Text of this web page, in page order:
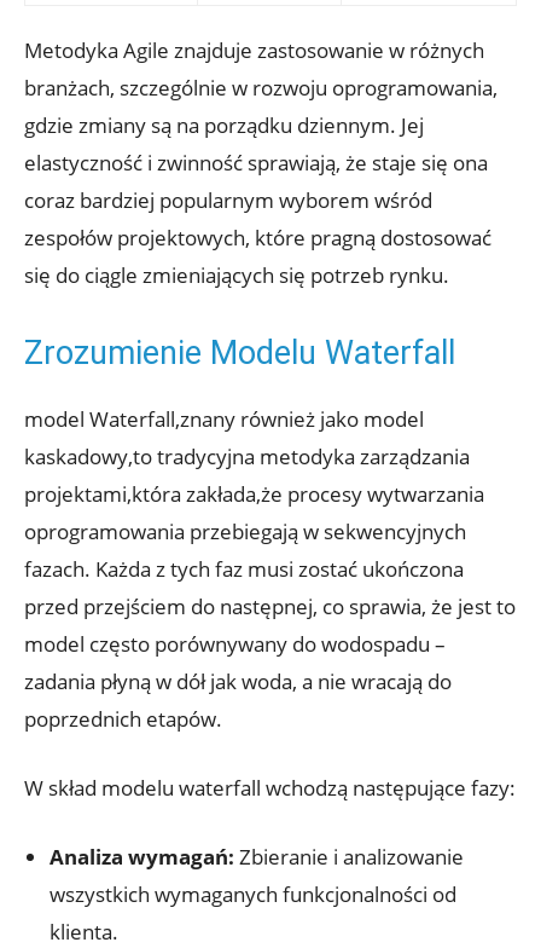
Metodyka Agile znajduje zastosowanie w różnych
branżach, szczególnie w rozwoju oprogramowania,
gdzie zmiany są na porządku dziennym. Jej
elastyczność i zwinność sprawiają, że staje się ona
coraz bardziej popularnym wyborem wśród
zespołów projektowych, które pragną dostosować
się do ciągle zmieniających się potrzeb rynku.
Zrozumienie Modelu Waterfall
model Waterfall,znany również jako model
kaskadowy,to tradycyjna metodyka zarządzania
projektami,która zakłada,że procesy wytwarzania
oprogramowania przebiegają w sekwencyjnych
fazach. Każda z tych faz musi zostać ukończona
przed przejściem do następnej, co sprawia, że jest to
model często porównywany do wodospadu –
zadania płyną w dół jak woda, a nie wracają do
poprzednich etapów.
W skład modelu waterfall wchodzą następujące fazy:
Analiza wymagań: Zbieranie i analizowanie
wszystkich wymaganych funkcjonalności od
klienta.